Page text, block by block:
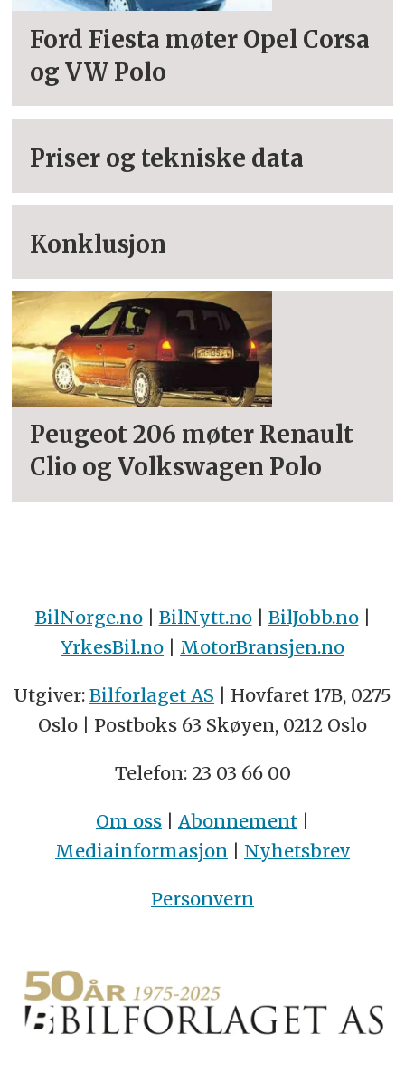
Ford Fiesta møter Opel Corsa
og VW Polo
Priser og tekniske data
Konklusjon
Peugeot 206 møter Renault
Clio og Volkswagen Polo
BilNorge.no| BilNytt.no| BilJobb.no|
YrkesBil.no
MotorBransjen.no
Utgiver: Bilforlaget AS | Hovfaret 17B, 0275
Oslo | Postboks 63 Skøyen, 0212 Oslo
Telefon: 23 03 66 00
Om oss | Abonnement |
Mediainformasjon | Nyhetsbrev
Personvern